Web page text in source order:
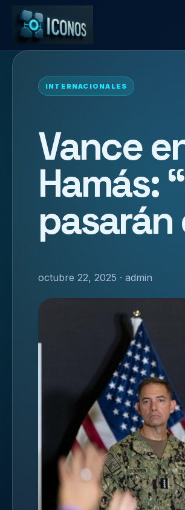
INTERNACIONALES
Vance
Hamás:
pasarán
octubre 22, 2025 · admin